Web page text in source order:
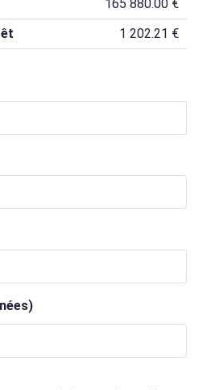
165 880.00 €
1 202.21 €